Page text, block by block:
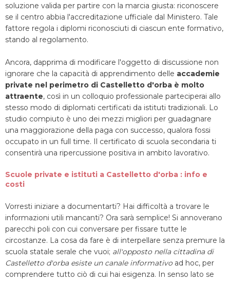
soluzione valida per partire con la marcia giusta: riconoscere
se il centro abbia l'accreditazione ufficiale dal Ministero. Tale
fattore regola i diplomi riconosciuti di ciascun ente formativo,
stando al regolamento.
Ancora, dapprima di modificare l'oggetto di discussione non
ignorare che la capacità di apprendimento delle accademie
private nel perimetro di Castelletto d'orba è molto
attraente, così in un colloquio professionale parteciperai allo
stesso modo di diplomati certificati da istituti tradizionali. Lo
studio compiuto è uno dei mezzi migliori per guadagnare
una maggiorazione della paga con successo, qualora fossi
occupato in un full time. Il certificato di scuola secondaria ti
consentirà una ripercussione positiva in ambito lavorativo.
Scuole private e istituti a Castelletto d'orba : info e
costi
Vorresti iniziare a documentarti? Hai difficoltà a trovare le
informazioni utili mancanti? Ora sarà semplice! Si annoverano
parecchi poli con cui conversare per fissare tutte le
circostanze. La cosa da fare è di interpellare senza premure la
scuola statale serale che vuoi; all'opposto nella cittadina di
Castelletto d'orba esiste un canale informativoad hoc, per
comprendere tutto ciò di cui hai esigenza. In senso lato se